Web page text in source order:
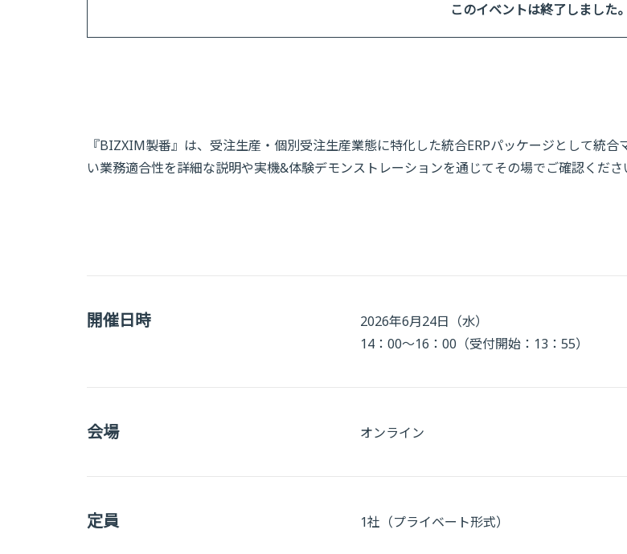
このイベントは終了しました。
『BIZXIM製番』は、受注生産・個別受注生産業態に特化した統合ERPパッケージとして統
い業務適合性を詳細な説明や実機&体験デモンストレーションを通じてその場でご確認くださ
開催日時
2026年6月24日（水）
14：00～16：00（受付開始：13：55）
会場 オンライン
定員 1社（プライベート形式）